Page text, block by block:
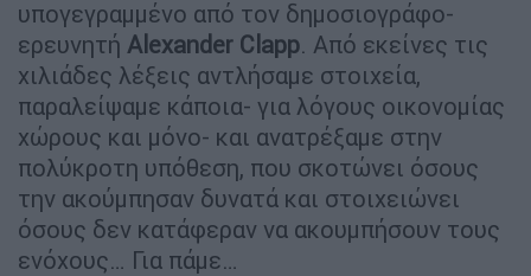
υπογεγραμμένο από τον δημοσιογράφο-
ερευνητή Alexander Clapp. Από εκείνες τις
χιλιάδες λέξεις αντλήσαμε στοιχεία,
παραλείψαμε κάποια- για λόγους οικονομίας
χώρους και μόνο- και ανατρέξαμε στην
πολύκροτη υπόθεση, που σκοτώνει όσους
την ακούμπησαν δυνατά και στοιχειώνει
όσους δεν κατάφεραν να ακουμπήσουν τους
ενόχους… Για πάμε…